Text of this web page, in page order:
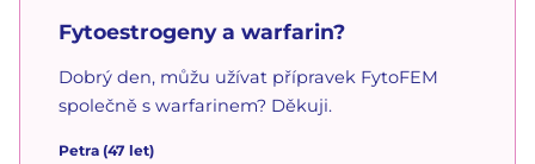
Fytoestrogeny a warfarin?
Dobrý den, můžu užívat přípravek FytoFEM
společně s warfarinem? Děkuji.
Petra (47 let)